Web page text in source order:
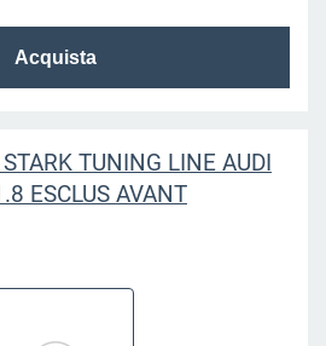
TUNING LINE AUDI
ESCLUS AVANT